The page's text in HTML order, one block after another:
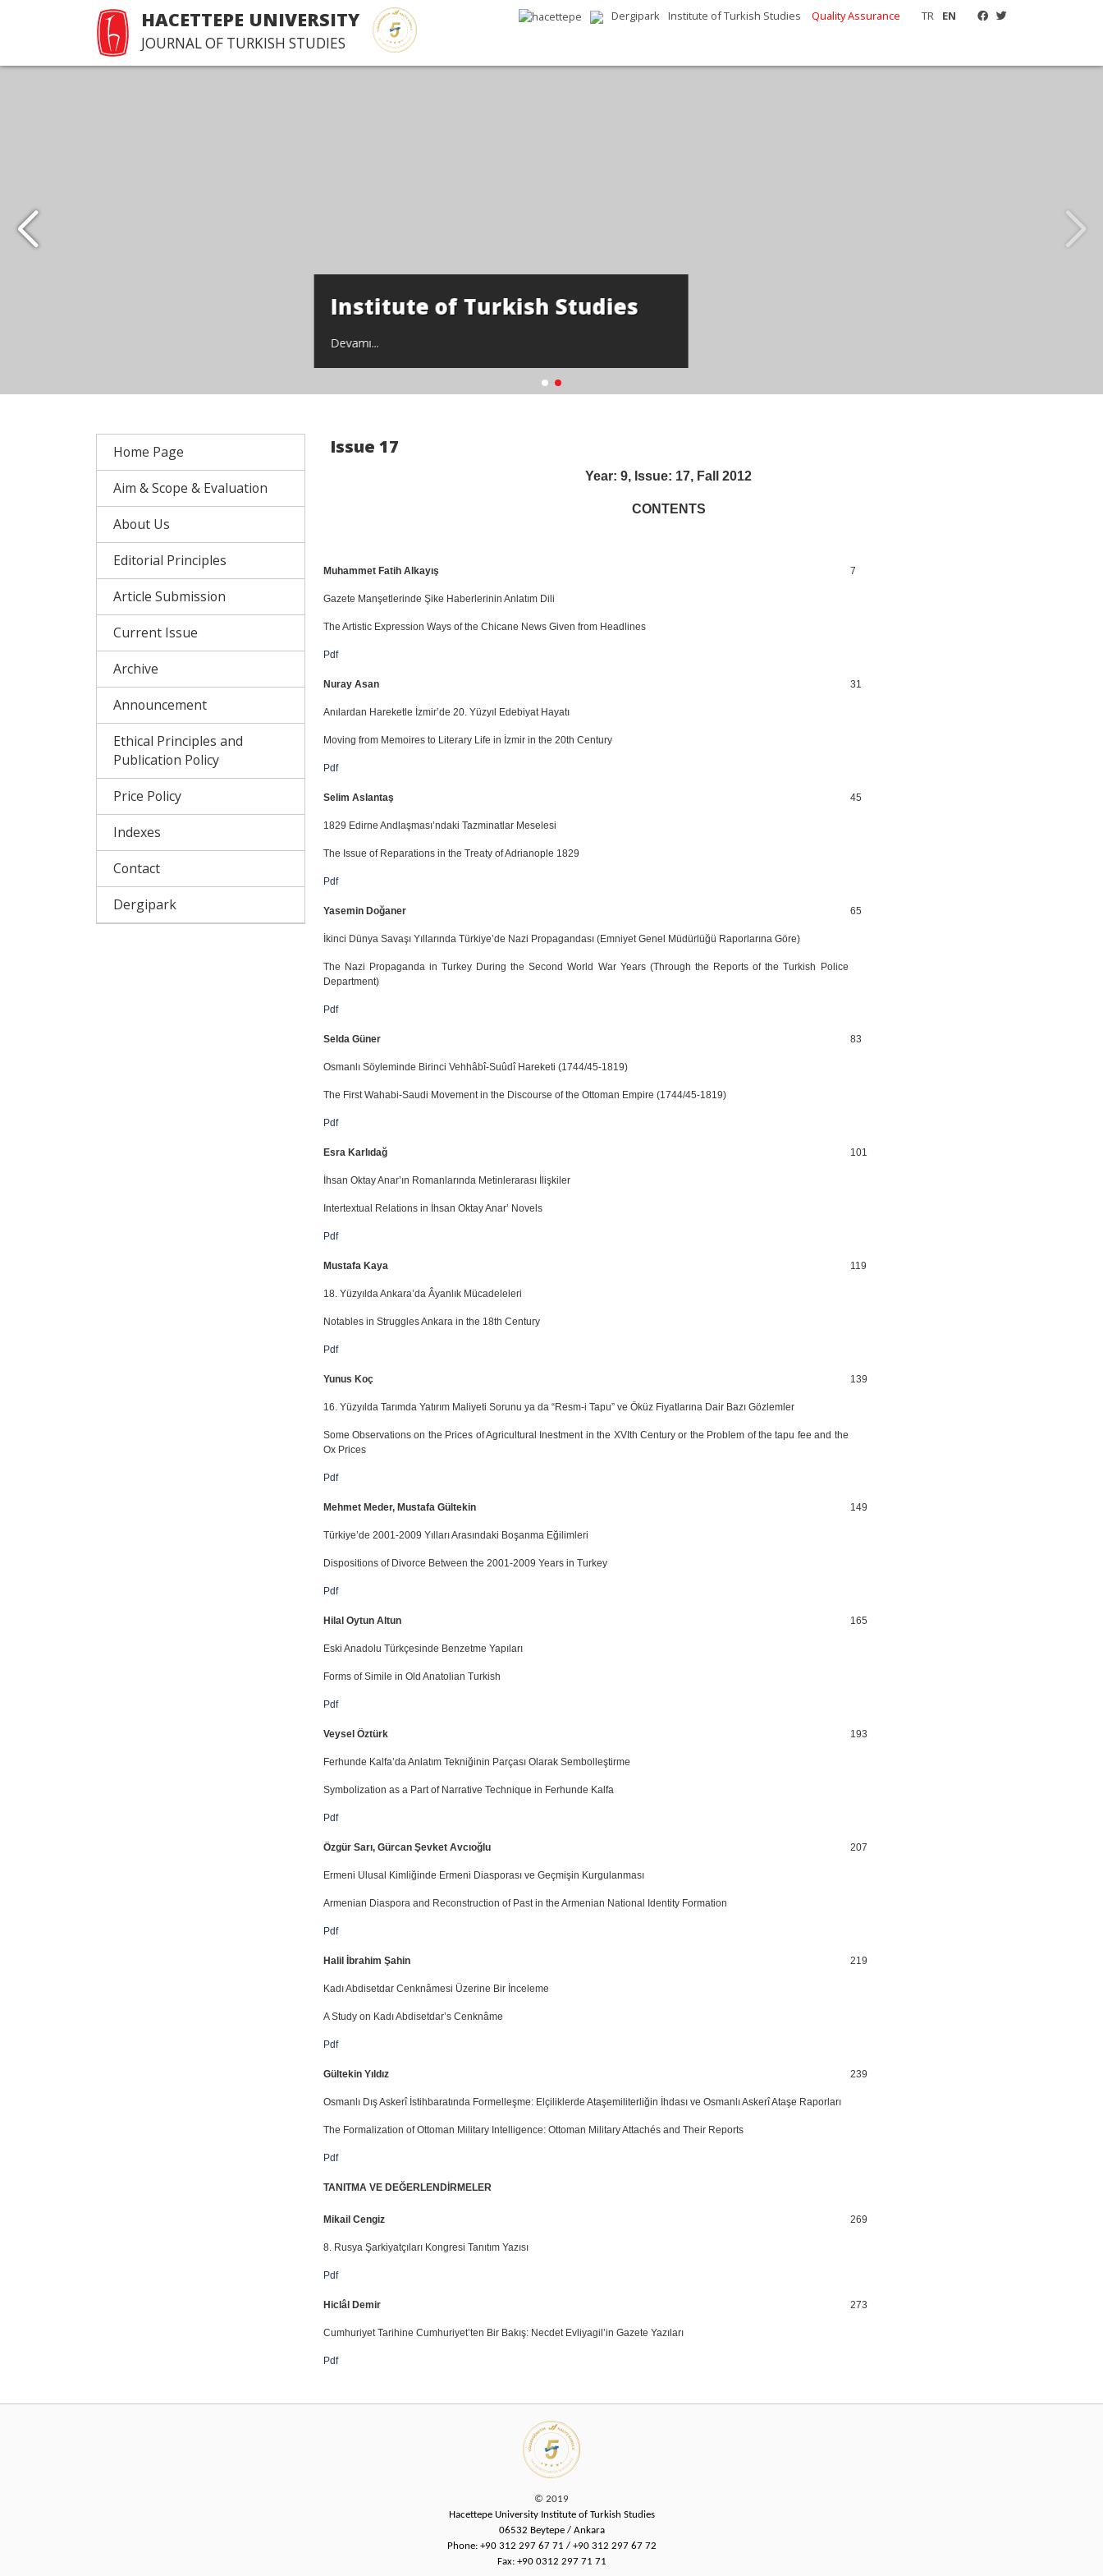
HACETTEPE UNIVERSITY
JOURNAL OF TURKISH STUDIES
TR EN
Dergipark Institute of Turkish Studies Quality Assurance
Institute of Turkish Studies
Home Page
Aim & Scope & Evaluation
About Us
Editorial Principles
Article Submission
Current Issue
Archive
Announcement
Ethical Principles and
Publication Policy
Price Policy
Indexes
Contact
Dergipark
Issue 17
Year: 9, Issue: 17, Fall 2012
CONTENTS
Muhammet Fatih Alkayış
Gazete Manşetlerinde Şike Haberlerinin Anlatım Dili
The Artistic Expression Ways of the Chicane News Given from Headlines
Pdf
7
Nuray Asan
Anılardan Hareketle İzmir’de 20. Yüzyıl Edebiyat Hayatı
Moving from Memoires to Literary Life in İzmir in the 20th Century
Pdf
31
Selim Aslantaş
1829 Edirne Andlaşması’ndaki Tazminatlar Meselesi
The Issue of Reparations in the Treaty of Adrianople 1829
Pdf
45
Yasemin Doğaner
İkinci Dünya Savaşı Yıllarında Türkiye’de Nazi Propagandası (Emniyet Genel Müdürlüğü Raporlarına Göre)
The Nazi Propaganda in Turkey During the Second World War Years (Through the Reports of the Turkish Police
Department)
Pdf
65
Selda Güner
Osmanlı Söyleminde Birinci Vehhâbî-Suûdî Hareketi (1744/45-1819)
The First Wahabi-Saudi Movement in the Discourse of the Ottoman Empire (1744/45-1819)
Pdf
83
Esra Karlıdağ
İhsan Oktay Anar’ın Romanlarında Metinlerarası İlişkiler
Intertextual Relations in İhsan Oktay Anar’ Novels
Pdf
101
Mustafa Kaya
18. Yüzyılda Ankara’da Âyanlık Mücadeleleri
Notables in Struggles Ankara in the 18th Century
Pdf
119
Yunus Koç
16. Yüzyılda Tarımda Yatırım Maliyeti Sorunu ya da “Resm-i Tapu” ve Öküz Fiyatlarına Dair Bazı Gözlemler
Some Observations on the Prices of Agricultural Inestment in the XVIth Century or the Problem of the tapu fee and the
Ox Prices
Pdf
139
Mehmet Meder, Mustafa Gültekin
Türkiye’de 2001-2009 Yılları Arasındaki Boşanma Eğilimleri
Dispositions of Divorce Between the 2001-2009 Years in Turkey
Pdf
149
Hilal Oytun Altun
Eski Anadolu Türkçesinde Benzetme Yapıları
Forms of Simile in Old Anatolian Turkish
Pdf
165
Veysel Öztürk
Ferhunde Kalfa’da Anlatım Tekniğinin Parçası Olarak Sembolleştirme
Symbolization as a Part of Narrative Technique in Ferhunde Kalfa
Pdf
193
Özgür Sarı, Gürcan Şevket Avcıoğlu
Ermeni Ulusal Kimliğinde Ermeni Diasporası ve Geçmişin Kurgulanması
Armenian Diaspora and Reconstruction of Past in the Armenian National Identity Formation
Pdf
207
Halil İbrahim Şahin
Kadı Abdisetdar Cenknâmesi Üzerine Bir İnceleme
A Study on Kadı Abdisetdar’s Cenknâme
Pdf
219
Gültekin Yıldız
Osmanlı Dış Askerî İstihbaratında Formelleşme: Elçiliklerde Ataşemiliterliğin İhdası ve Osmanlı Askerî Ataşe Raporları
The Formalization of Ottoman Military Intelligence: Ottoman Military Attachés and Their Reports
Pdf
239
TANITMA VE DEĞERLENDİRMELER
Mikail Cengiz
8. Rusya Şarkiyatçıları Kongresi Tanıtım Yazısı
Pdf
269
Hiclâl Demir
Cumhuriyet Tarihine Cumhuriyet’ten Bir Bakış: Necdet Evliyagil’in Gazete Yazıları
Pdf
273
© 2019
Hacettepe University Institute of Turkish Studies
06532 Beytepe / Ankara
Phone: +90 312 297 67 71 / +90 312 297 67 72
Fax: +90 0312 297 71 71